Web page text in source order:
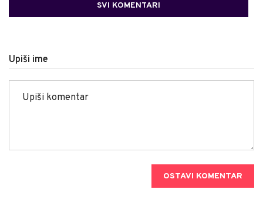
SVI KOMENTARI
Upiši ime
OSTAVI KOMENTAR